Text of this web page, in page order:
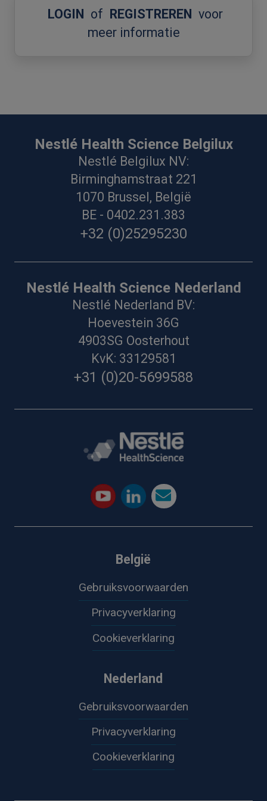
LOGIN of REGISTREREN voor
meer informatie
Nestlé Health Science Belgilux
Nestlé Belgilux NV:
Birminghamstraat 221
1070 Brussel, België
BE - 0402.231.383
+32 (0)25295230
Nestlé Health Science Nederland
Nestlé Nederland BV:
Hoevestein 36G
4903SG Oosterhout
KvK: 33129581
+31 (0)20-5699588
België
Gebruiksvoorwaarden
Privacyverklaring
Cookieverklaring
Nederland
Gebruiksvoorwaarden
Privacyverklaring
Cookieverklaring